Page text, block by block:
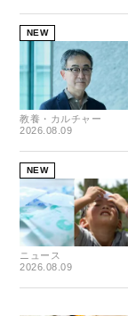
NEW
教養・カルチャー
2026.08.09
NEW
ニュース
2026.08.09